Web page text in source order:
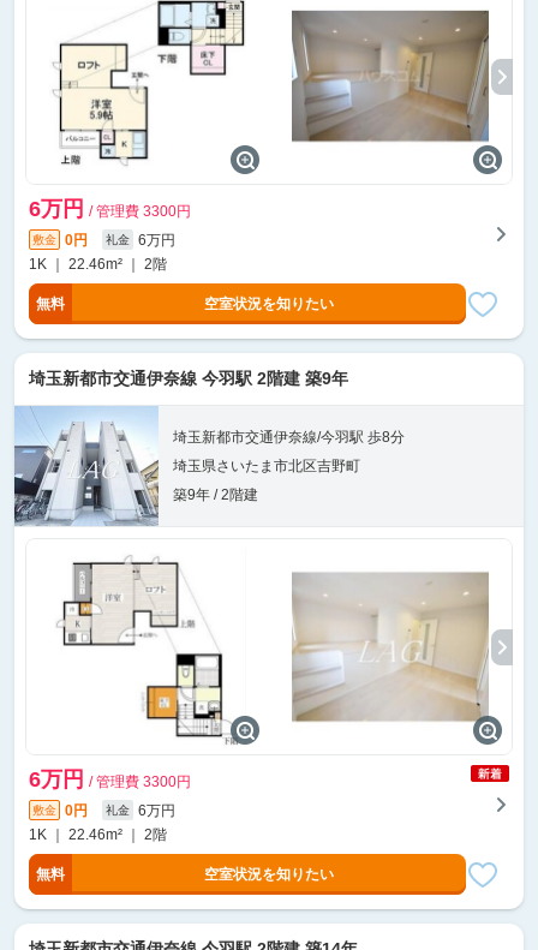
6万円 / 管理費 3300円
敷金 0円 礼金
6万円
1K ｜ 22.46m² ｜ 2階
無料 空室状況を知りたい
埼玉新都市交通伊奈線 今羽駅 2階建 築9年
埼玉新都市交通伊奈線/今羽駅 歩8分
埼玉県さいたま市北区吉野町
築9年 / 2階建
6万円 / 管理費 3300円
敷金 0円 礼金
6万円
1K ｜ 22.46m² ｜ 2階
無料 空室状況を知りたい